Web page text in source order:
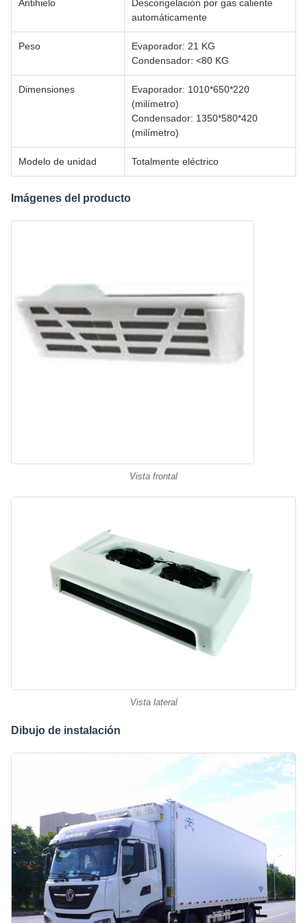
Antihielo
Descongelación por gas caliente
automáticamente
Peso
Evaporador: 21 KG
Condensador: <80 KG
Dimensiones
Evaporador: 1010*650*220
(milímetro)
Condensador: 1350*580*420
(milímetro)
Modelo de unidad Totalmente eléctrico
Imágenes del producto
Vista frontal
Vista lateral
Dibujo de instalación